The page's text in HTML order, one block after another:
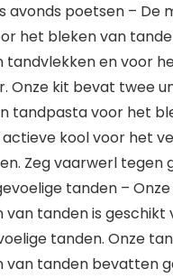
avonds poetsen – De
het bleken van
tandvlekken en voor
Onze kit bevat twee
tandpasta voor het
kool voor het
Zeg vaarwerl tegen
tanden –
tanden is geschikt
tanden. Onze
van tanden bevatten